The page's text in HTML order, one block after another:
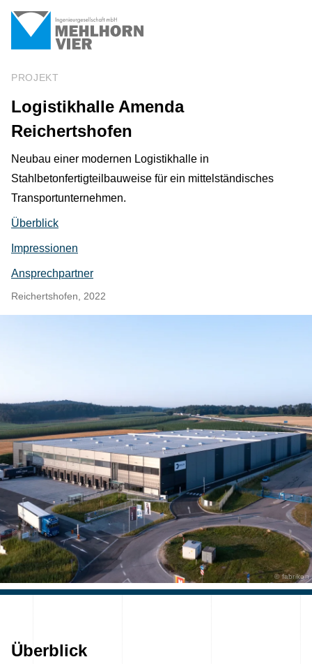
PROJEKT
Logistikhalle Amenda
Reichertshofen
Neubau einer modernen Logistikhalle in
Stahlbetonfertigteilbauweise für ein mittelständisches
Transportunternehmen.
Überblick
Impressionen
Ansprechpartner
Reichertshofen, 2022
© fabrikon
Überblick